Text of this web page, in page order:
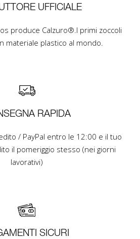
UFFICIALE
produce Calzuro®.I primi zoccoli
materiale plastico al mondo.
RAPIDA
/ PayPal entro le 12:00 e il tuo
il pomeriggio stesso (nei giorni
lavorativi)
SICURI